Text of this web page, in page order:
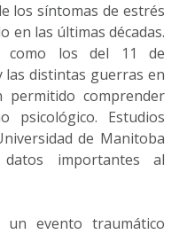
los síntomas de estrés
en las últimas décadas.
como los del 11 de
distintas guerras en
comprender
psicológico. Estudios
de Manitoba
importantes al
un evento traumático